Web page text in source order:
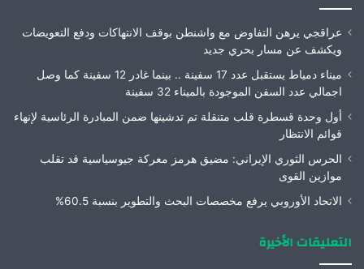
عراقجي يرهن التفاوض مع واشنطن بوقف الانتهاكات ودفع التعويضات
ويكشف عن مسار بحري جديد
ميناء دمياط يستقبل عدد 17 سفينة .. بينما غادر 12 سفينة كما وصل
اجمالي عدد السفن الموجودة بالميناء 32 سفينة
أول وحدة قسطرة قلب متنقلة تم تدشينها ضمن المبادرة الرئاسية لإنهاء
قوائم الانتظار
الحرس الثوري الإيراني: مضيق هرمز معركة جيوسياسية قد تقلب
موازين القوى
الاتحاد الأوروبي يرفع مخصصات البحث والتطوير بنسبة 60.5%
التعليقات الأخيرة